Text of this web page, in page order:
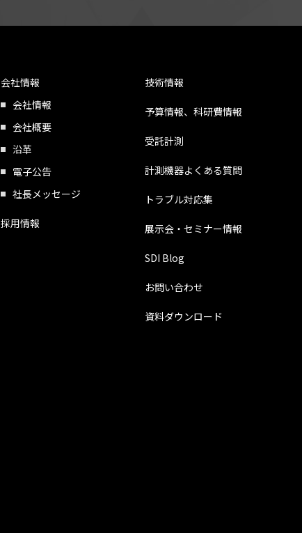
会社情報
会社情報
会社概要
沿革
電子公告
社長メッセージ
採用情報
技術情報
予算情報、科研費情報
受託計測
計測機器よくある質問
トラブル対応集
展示会・セミナー情報
SDI Blog
お問い合わせ
資料ダウンロード